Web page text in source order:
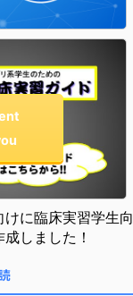
に臨床実習学生向
しました！